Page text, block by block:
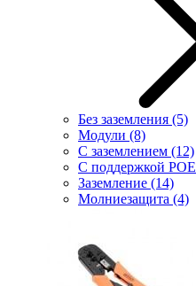
Без заземления (5)
Модули (8)
С заземлением (12)
С поддержкой POE
Заземление (14)
Молниезащита (4)